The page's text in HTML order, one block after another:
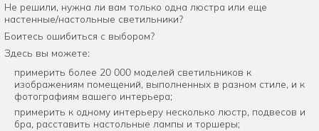
Не решили, нужна ли вам только одна люстра или еще
настенные/настольные светильники?
Боитесь ошибиться с выбором?
Здесь вы можете:
примерить более 20 000 моделей светильников к
изображениям помещений, выполненных в разном стиле, и к
фотографиям вашего интерьера;
примерить к одному интерьеру несколько люстр, подвесов и
бра, расставить настольные лампы и торшеры;